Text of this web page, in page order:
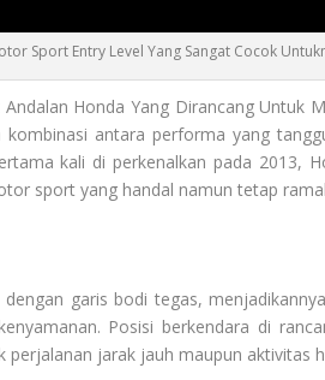
Sport Entry Level Yang Sangat Cocok
Honda Yang Dirancang Untuk
antara performa yang
kali di perkenalkan pada 2013,
sport yang handal namun tetap
garis bodi tegas,
Posisi berkendara di
jarak jauh maupun aktivitas